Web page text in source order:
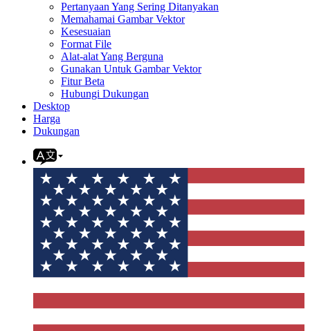
Pertanyaan Yang Sering Ditanyakan
Memahamai Gambar Vektor
Kesesuaian
Format File
Alat-alat Yang Berguna
Gunakan Untuk Gambar Vektor
Fitur Beta
Hubungi Dukungan
Desktop
Harga
Dukungan